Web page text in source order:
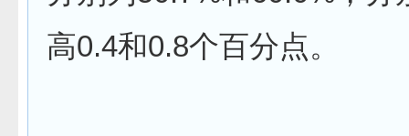
高0.4和0.8个百分点。